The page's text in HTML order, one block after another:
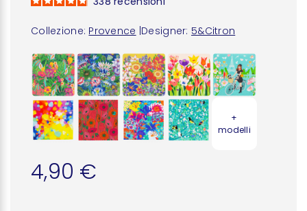
Collezione: Provence Designer: 5&Citron
+
modelli
4,90 €